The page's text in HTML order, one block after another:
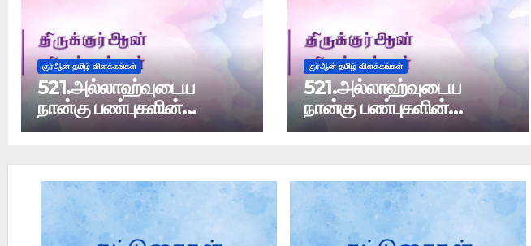
குர்ஆன் தமிழ் விளக்கங்கள்
521.அல்லாஹ்வுடைய
நான்கு பண்புகளின்
விளக்கம்
குர்ஆன் தமிழ் விளக்கங்கள்
521.அல்லாஹ்வுடைய
நான்கு பண்புகளின்
விளக்கம்